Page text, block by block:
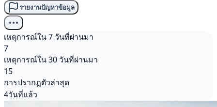
รายงานปัญหาข้อมูล
เหตุการณ์ใน 7 วันที่ผ่านมา
7
เหตุการณ์ใน 30 วันที่ผ่านมา
15
การปรากฏตัวล่าสุด
4วันที่แล้ว